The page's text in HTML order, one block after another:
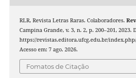
RLR, Revista Letras Raras. Colaboradores.
Campina Grande, v. 3, n. 2, p. 200–201, 2023.
https://revistas.editora.ufcg.edu.br/
Acesso em: 7 ago. 2026.
Fomatos de Citação